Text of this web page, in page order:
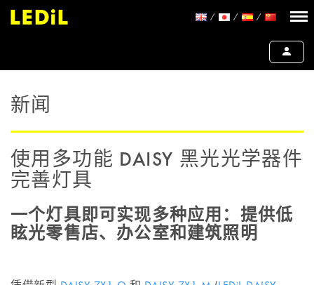
新闻
使用多功能 DAISY 黑光光学器件
完善灯具
一个灯具即可实现多种应用：提供低
眩光零售店、办公室和建筑照明